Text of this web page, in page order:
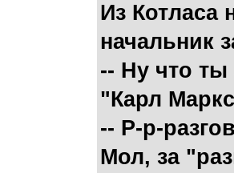
Из Котласа
начальник
-- Ну что
"Карл
-- Р-р-
Мол, за